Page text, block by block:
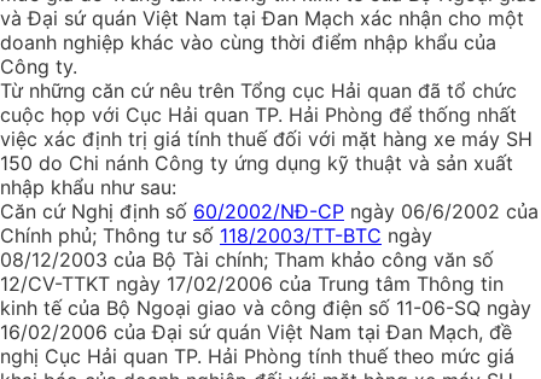
và Đại sứ quán Việt Nam tại Đan Mạch xác nhận cho một
doanh nghiệp khác vào cùng thời điểm nhập khẩu của
Công ty.
Từ những căn cứ nêu trên Tổng cục Hải quan đã tổ chức
cuộc họp với Cục Hải quan TP. Hải Phòng để thống nhất
việc xác định trị giá tính thuế đối với mặt hàng xe máy SH
150 do Chi nánh Công ty ứng dụng kỹ thuật và sản xuất
nhập khẩu như sau:
Căn cứ Nghị định số 60/2002/NĐ-CP ngày 06/6/2002 của
Chính phủ; Thông tư số 118/2003/TT-BTC ngày
08/12/2003 của Bộ Tài chính; Tham khảo công văn số
12/CV-TTKT ngày 17/02/2006 của Trung tâm Thông tin
kinh tế của Bộ Ngoại giao và công điện số 11-06-SQ ngày
16/02/2006 của Đại sứ quán Việt Nam tại Đan Mạch, đề
nghị Cục Hải quan TP. Hải Phòng tính thuế theo mức giá